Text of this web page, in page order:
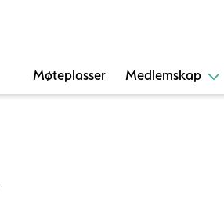
Møteplasser Medlemskap